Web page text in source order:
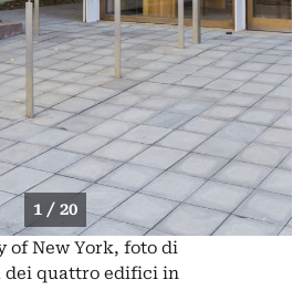
1 / 20
of New York, foto di
dei quattro edifici in